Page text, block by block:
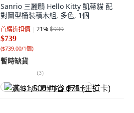
Sanrio 三麗鷗 Hello Kitty 凱蒂貓 配
對圖型桶裝積木組, 多色, 1個
首購折扣價 21%$939
$739
($739.00/1個)
暫時缺貨
(3)
满 $1,500 再省 $75 (王道卡)